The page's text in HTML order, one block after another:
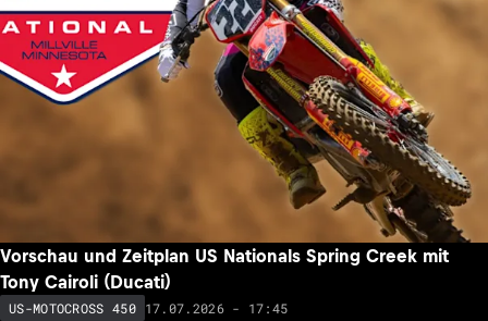
Vorschau und Zeitplan US Nationals Spring Creek mit
Tony Cairoli (Ducati)
US-MOTOCROSS 450 17.07.2026 - 17:45